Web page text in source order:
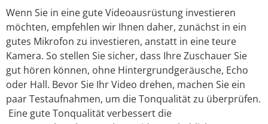
Wenn Sie in eine gute Videoausrüstung investieren
möchten, empfehlen wir Ihnen daher, zunächst in ein
gutes Mikrofon zu investieren, anstatt in eine teure
Kamera. So stellen Sie sicher, dass Ihre Zuschauer Sie
gut hören können, ohne Hintergrundgeräusche, Echo
oder Hall. Bevor Sie Ihr Video drehen, machen Sie ein
paar Testaufnahmen, um die Tonqualität zu überprüfen.
Eine gute Tonqualität verbessert die